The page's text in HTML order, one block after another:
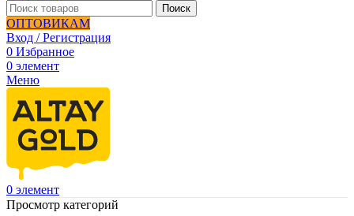
Поиск
ОПТОВИКАМ
Вход / Регистрация
0 Избранное
0 элемент
Меню
0 элемент
Просмотр категорий